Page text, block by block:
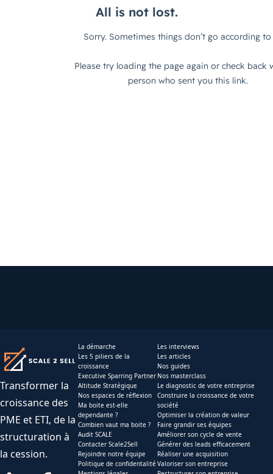
Transformer la
croissance des
PME et ETI, de la
structuration à
la cession.
La démarche
Les 5 piliers de la
croissance
Executive Sparring Partner
Altitude Stratégique
Nos espaces de réflexion
Ma boite est-elle
dependante ?
Combien vaut ma boite ?
Audit SCALE
Contacter Scale2Sell
Rejoindre notre équipe
Politique de confidentalité
Les interviews
Les articles
Nos guides
Nos masterclass
Le diagnostic de votre entreprise
Construire la croissance de votre
société
Optimiser la création de valeur
Faire grandir ses équipes
Améliorer son cycle de vente
Générer des leads efficacement
Réaliser une acquisition
Valoriser son entreprise